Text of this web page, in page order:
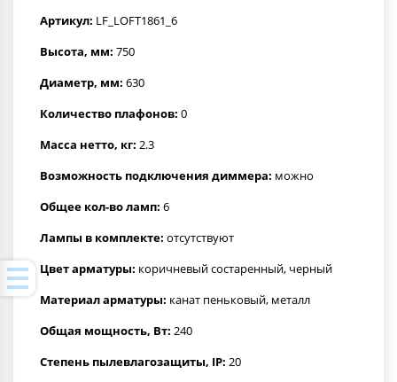
Артикул: LF_LOFT1861_6
Высота, мм: 750
Диаметр, мм: 630
Количество плафонов: 0
Масса нетто, кг: 2.3
Возможность подключения диммера: можно
Общее кол-во ламп: 6
Лампы в комплекте: отсутствуют
Цвет арматуры: коричневый состаренный, черный
Материал арматуры: канат пеньковый, металл
Общая мощность, Вт: 240
Степень пылевлагозащиты, IP: 20